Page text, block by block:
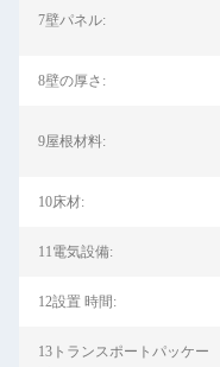
7壁パネル:
8壁の厚さ:
9屋根材料:
10床材:
11電気設備:
12設置 時間:
13トランスポートパッケー